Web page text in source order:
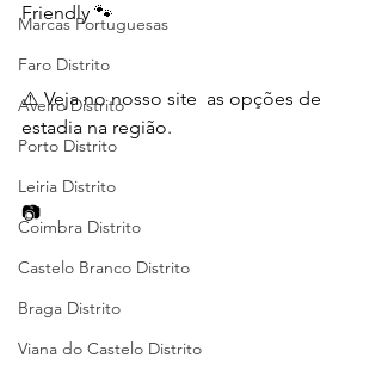
Marcas Portuguesas
Faro Distrito
Aveiro Distrito
Porto Distrito
Leiria Distrito
Coimbra Distrito
Castelo Branco Distrito
Braga Distrito
Viana do Castelo Distrito
Friendly 🐾
⚠️ Veja no nosso site  as opções de
estadia na região.
📷